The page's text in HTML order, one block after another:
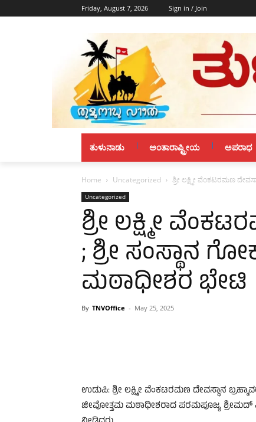
Friday, August 7, 2026 Sign in / Join
ತುಳುನಾಡು ಅಂತಾರಾಷ್ಟ್ರೀಯ ಅಪರಾಧ
Home Uncategorized ಶ್ರೀ ಲಕ್ಷ್ಮೀ ವೆಂಕಟರಮಣ
Uncategorized
ಶ್ರೀ ಲಕ್ಷ್ಮೀ
; ಶ್ರೀ ಸಂಸ್ಥಾನ
ಮಠಾಧೀಶರ ಭೇಟಿ
By TNVOffice - May 25, 2025
ಉಡುಪಿ: ಶ್ರೀ ಲಕ್ಷ್ಮೀ ವೆಂಕಟರಮಣ ದೇವಸ್ಥಾನ
ಜೀವೋತ್ತಮ ಮಠಾಧೀಶರಾದ ಪರಮಪೂಜ್ಯ ಶ್ರೀಮದ್